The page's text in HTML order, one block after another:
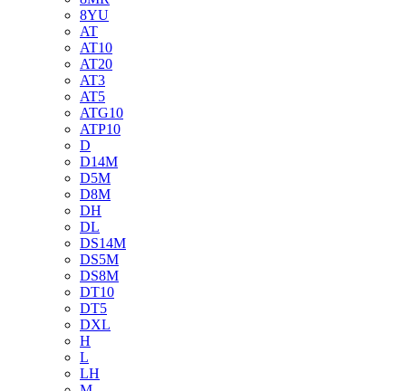
8YU
AT
AT10
AT20
AT3
AT5
ATG10
ATP10
D
D14M
D5M
D8M
DH
DL
DS14M
DS5M
DS8M
DT10
DT5
DXL
H
L
LH